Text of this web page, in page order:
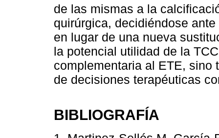
de las mismas a la
quirúrgica, decidiéndose
en lugar de una nueva
la potencial utilidad de la
complementaria al ETE, sino
de decisiones terapéuticas
BIBLIOGRAFÍA